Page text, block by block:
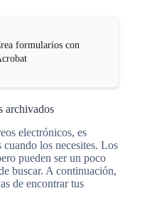
formularios con
archivados
electrónicos, es
los necesites. Los
pueden ser un poco
buscar. A continuación,
de encontrar tus